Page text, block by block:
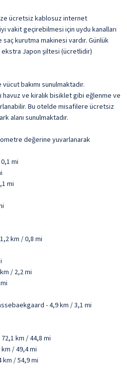
ücretsiz kablosuz internet
vakit geçirebilmesi için uydu kanalları
kurutma makinesi vardır. Günlük
Japon şiltesi (ücretlidir)
bakımı sunulmaktadır.
havuz ve kiralık bisiklet gibi eğlenme ve
Bu otelde misafilere ücretsiz
alanı sunulmaktadır.
değerine yuvarlanarak
mi
mi
km / 0,8 mi
/ 2,2 mi
- 4,9 km / 3,1 mi
km / 44,8 mi
km / 49,4 mi
km / 54,9 mi